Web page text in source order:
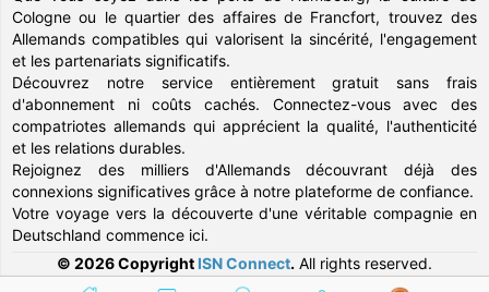
Cologne ou le quartier des affaires de Francfort, trouvez des
Allemands compatibles qui valorisent la sincérité, l'engagement
et les partenariats significatifs.
Découvrez notre service entièrement gratuit sans frais
d'abonnement ni coûts cachés. Connectez-vous avec des
compatriotes allemands qui apprécient la qualité, l'authenticité
et les relations durables.
Rejoignez des milliers d'Allemands découvrant déjà des
connexions significatives grâce à notre plateforme de confiance.
Votre voyage vers la découverte d'une véritable compagnie en
Deutschland commence ici.
© 2026 Copyright ISN Connect. All rights reserved.